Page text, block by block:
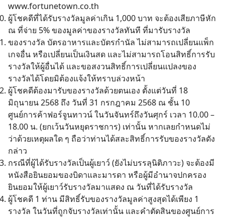
www.fortunetown.co.th
ผู้โชคดีที่ได้รับรางวัลมูลค่าเกิน 1,000 บาท จะต้องเสียภาษีหัก
ณ ที่จ่าย 5% ของมูลค่าของรางวัลทันที ที่มารับรางวัล
ของรางวัล บัตรอาหารและบัตรกำนัล ไม่สามารถเปลี่ยนแพ็ก
เกจอื่น หรือเปลี่ยนเป็นเงินสด และไม่สามารถโอนสิทธิ์การรับ
รางวัลให้ผู้อื่นได้ และขอสงวนสิทธิ์การเปลี่ยนแปลงของ
รางวัลได้โดยมิต้องแจ้งให้ทราบล่วงหน้า
ผู้โชคดีต้องมารับของรางวัลด้วยตนเอง ตั้งแต่วันที่ 18
มิถุนายน 2568 ถึง วันที่ 31 กรกฎาคม 2568 ณ ชั้น 10
ศูนย์การค้าฟอร์จูนทาวน์ ในวันจันทร์ถึงวันศุกร์ เวลา 10.00 –
18.00 น. (ยกเว้นวันหยุดราชการ) เท่านั้น หากเลยกำหนดไม่
ว่าด้วยเหตุผลใด ๆ ถือว่าท่านได้สละสิทธิ์การรับของรางวัลดัง
กล่าว
กรณีที่ผู้ได้รับรางวัลเป็นผู้เยาว์ (ยังไม่บรรลุนิติภาวะ) จะต้องมี
หนังสือยินยอมของบิดาและมารดา หรือผู้มีอำนาจปกครอง
ยินยอมให้ผู้เยาว์รับรางวัลมาแสดง ณ วันที่ได้รับรางวัล
ผู้โชคดี 1 ท่าน มีสิทธิ์รับของรางวัลมูลค่าสูงสุดได้เพียง 1
รางวัล ในวันที่ถูกจับรางวัลเท่านั้น และคําตัดสินของศูนย์การ